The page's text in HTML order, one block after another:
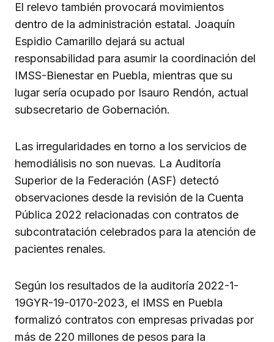
El relevo también provocará movimientos
dentro de la administración estatal. Joaquín
Espidio Camarillo dejará su actual
responsabilidad para asumir la coordinación del
IMSS-Bienestar en Puebla, mientras que su
lugar sería ocupado por Isauro Rendón, actual
subsecretario de Gobernación.
Las irregularidades en torno a los servicios de
hemodiálisis no son nuevas. La Auditoría
Superior de la Federación (ASF) detectó
observaciones desde la revisión de la Cuenta
Pública 2022 relacionadas con contratos de
subcontratación celebrados para la atención de
pacientes renales.
Según los resultados de la auditoría 2022-1-
19GYR-19-0170-2023, el IMSS en Puebla
formalizó contratos con empresas privadas por
más de 220 millones de pesos para la